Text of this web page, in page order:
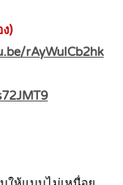
)
rAyWulCb2hk